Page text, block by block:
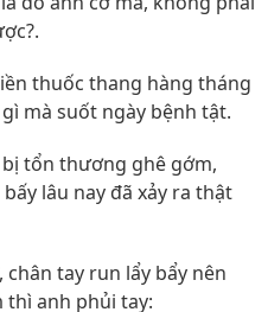
thuốc thang hàng tháng
mà suốt ngày bệnh tật.
tổn thương ghê gớm,
lâu nay đã xảy ra thật
tay run lẩy bẩy nên
thì anh phủi tay: